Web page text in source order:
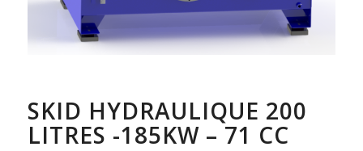
SKID HYDRAULIQUE 200
LITRES -185KW – 71 CC